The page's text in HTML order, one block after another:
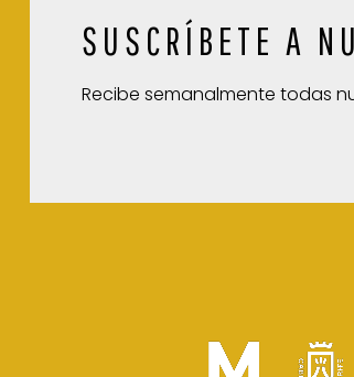
SUSCRÍBETE A
Recibe semanalmente todas